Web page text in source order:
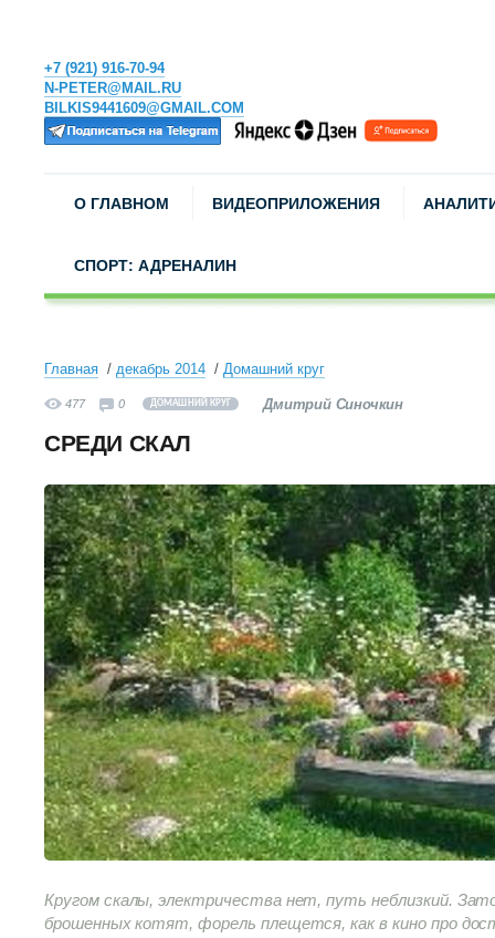
+7 (921) 916-70-94
N-PETER@MAIL.RU
BILKIS9441609@GMAIL.COM
О ГЛАВНОМ ВИДЕОПРИЛОЖЕНИЯ
СПОРТ: АДРЕНАЛИН
Главная декабрь 2014 Домашний круг
477 0 ДОМАШНИЙ КРУГ Дмитрий Синочкин
СРЕДИ СКАЛ
Кругом скалы, электричества нет, путь неблизкий.
брошенных котят, форель плещется, как в кино про